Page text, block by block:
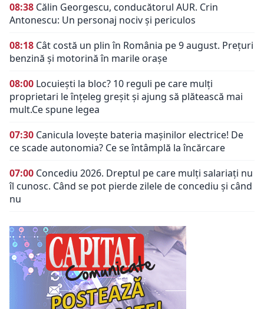
08:38 Călin Georgescu, conducătorul AUR. Crin
Antonescu: Un personaj nociv şi periculos
08:18 Cât costă un plin în România pe 9 august. Prețuri
benzină și motorină în marile orașe
08:00 Locuiești la bloc? 10 reguli pe care mulți
proprietari le înțeleg greșit și ajung să plătească mai
mult.Ce spune legea
07:30 Canicula lovește bateria mașinilor electrice! De
ce scade autonomia? Ce se întâmplă la încărcare
07:00 Concediu 2026. Dreptul pe care mulți salariați nu
îl cunosc. Când se pot pierde zilele de concediu și când
nu